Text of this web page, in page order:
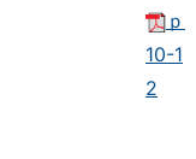
ｐ
10-1
2